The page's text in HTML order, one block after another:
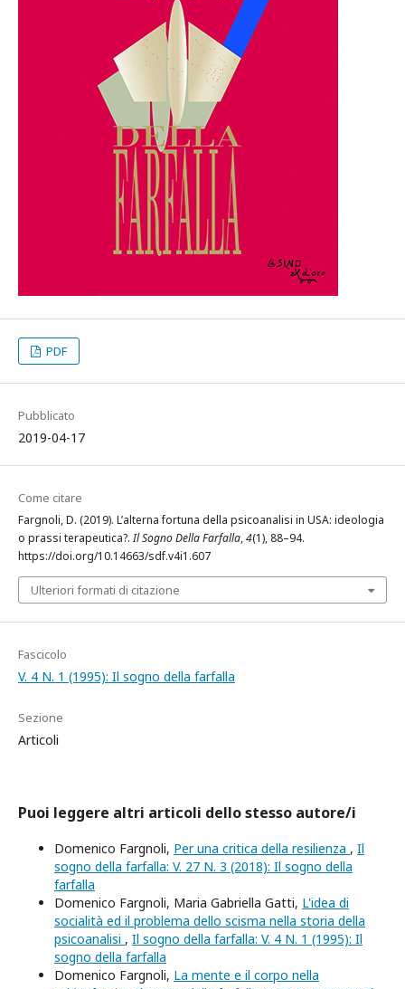
PDF
Pubblicato
2019-04-17
Come citare
Fargnoli, D. (2019). L’alterna fortuna della psicoanalisi in USA: ideologia
o prassi terapeutica?.Il Sogno Della Farfalla,4(1), 88–94.
https://doi.org/10.14663/sdf.v4i1.607
Ulteriori formati di citazione
Fascicolo
V. 4 N. 1 (1995): Il sogno della farfalla
Sezione
Articoli
Puoi leggere altri articoli dello stesso autore/i
Domenico Fargnoli, Per una critica della resilienza , Il
sogno della farfalla: V. 27 N. 3 (2018): Il sogno della
farfalla
Domenico Fargnoli, Maria Gabriella Gatti, L'idea di
socialità ed il problema dello scisma nella storia della
psicoanalisi , Il sogno della farfalla: V. 4 N. 1 (1995): Il
sogno della farfalla
Domenico Fargnoli, La mente e il corpo nella